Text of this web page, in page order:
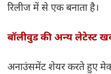
रिलीज में से एक बनाता है।
बॉलीवुड की अन्य लेटेस्ट
अनाउंसमेंट शेयर करते हुए